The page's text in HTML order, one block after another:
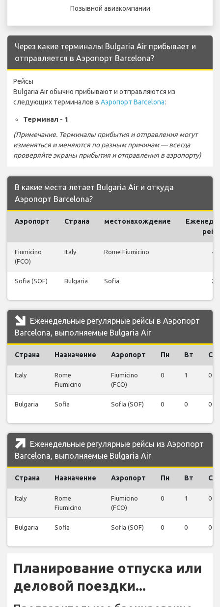
Позывной авиакомпании
Через какие терминалы Bulgaria Air прибывает и
отправляется в Аэропорт Barcelona?
Рейсы
Bulgaria Air обычно прибывают и отправляются из
следующих терминалов в Аэропорт Barcelona:
Терминал - 1
(Примечание. Терминалы прибытия и отправления могут
изменяться и меняются по разным причинам — всегда
проверяйте экраны прибытия и отправления в аэропорту)
В какие места летает Bulgaria Air и откуда
Аэропорт Barcelona?
Аэропорт Страна местонахождение
Fiumicino
(FCO)
Italy Rome Fiumicino 4
Sofia (SOF) Bulgaria Sofia 2
Еженедельные регулярные рейсы в Аэропорт
Barcelona, выполняемые Bulgaria Air
Страна Назначение Аэропорт Пн Вт Ср
Italy
Rome
Fiumicino
Fiumicino
(FCO)
0 1 0
Bulgaria Sofia Sofia (SOF) 0 0 0
Еженедельные регулярные рейсы из Аэропорт
Barcelona, выполняемые Bulgaria Air
Страна Назначение Аэропорт Пн Вт Ср
Italy
Rome
Fiumicino
Fiumicino
(FCO)
0 1 0
Bulgaria Sofia Sofia (SOF) 0 0 0
Планирование отпуска или
деловой поездки...